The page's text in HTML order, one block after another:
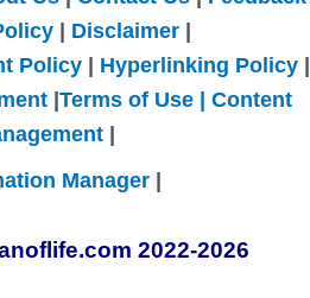
| Disclaimer |
Policy | Hyperlinking Policy |
|Terms of Use | Content
|
Manager |
2022-2026